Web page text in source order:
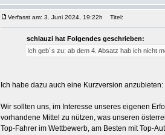
Verfasst am: 3. Juni 2024, 19:22h Titel:
schlauzi hat Folgendes geschrieben:
Ich geb´s zu: ab dem 4. Absatz hab ich nicht
Ich habe dazu auch eine Kurzversion anzubieten:
Wir sollten uns, im Interesse unseres eigenen
vorhandene Mittel zu nützen, was unseren
Top-Fahrer im Wettbewerb, am Besten mit Top-